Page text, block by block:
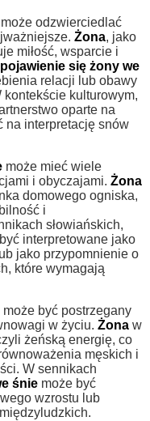
może odzwierciedlać
Żona, jako
miłość, wsparcie i
pojawienie się żony we
relacji lub obawy
kontekście kulturowym,
oparte na
na interpretację snów
może mieć wiele
i obyczajami. Żona
domowego ogniska,
i
słowiańskich,
interpretowane jako
jako przypomnienie o
które wymagają
może być postrzegany
w życiu. Żona w
żeńską energię, co
męskich i
W sennikach
śnie może być
wzrostu lub